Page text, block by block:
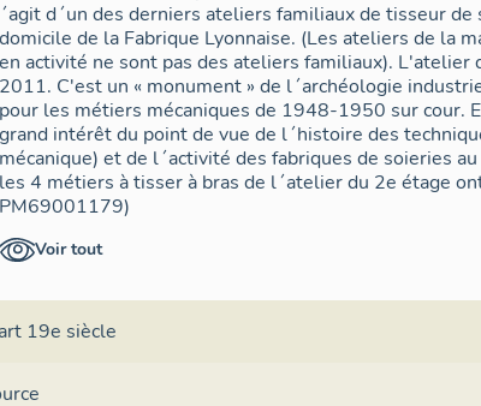
´agit d´un des derniers ateliers familiaux de tisseur
domicile de la Fabrique Lyonnaise. (Les ateliers de la
en activité ne sont pas des ateliers familiaux).
2011. C'est un « monument » de l´archéologie
pour les métiers mécaniques de 1948-1950 sur cour.
grand intérêt du point de vue de l´histoire des
mécanique) et de l´activité des fabriques de soieries au 19e siècle.
les 4 métiers à tisser à bras de l´atelier du 2e étage
PM69001179)
1 métier large, permettant de tisser jusqu´à 2 m de
1 métier large, permettant de tisser 165 cm de large
Voir tout
19e siècle